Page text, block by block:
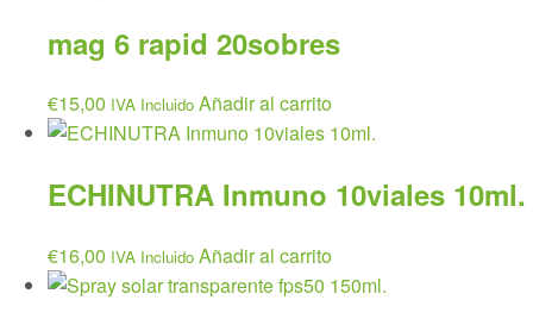
mag 6 rapid 20sobres
€15,00 IVA Incluido Añadir al carrito
ECHINUTRA Inmuno 10viales 10ml.
€16,00 IVA Incluido Añadir al carrito